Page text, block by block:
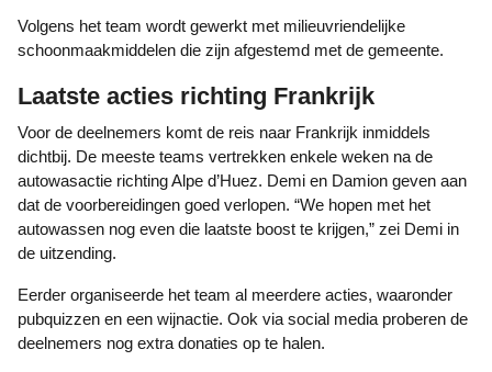
Volgens het team wordt gewerkt met milieuvriendelijke
schoonmaakmiddelen die zijn afgestemd met de gemeente.
Laatste acties richting Frankrijk
Voor de deelnemers komt de reis naar Frankrijk inmiddels
dichtbij. De meeste teams vertrekken enkele weken na de
autowasactie richting Alpe d’Huez. Demi en Damion geven aan
dat de voorbereidingen goed verlopen. “We hopen met het
autowassen nog even die laatste boost te krijgen,” zei Demi in
de uitzending.
Eerder organiseerde het team al meerdere acties, waaronder
pubquizzen en een wijnactie. Ook via social media proberen de
deelnemers nog extra donaties op te halen.